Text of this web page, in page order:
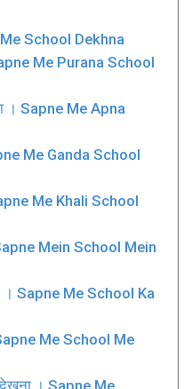
School Dekhna
Me Purana School
। Sapne Me Apna
Me Ganda School
Me Khali School
Mein School Mein
। Sapne Me School Ka
Me School Me
। Sapne Me